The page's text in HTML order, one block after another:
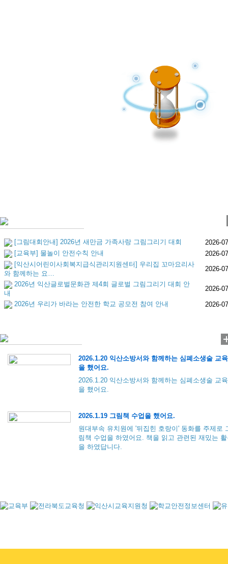
[그림대회안내] 2026년 새만금 가족사랑 그림그리기 대회
2026-
[교육부] 물놀이 안전수칙 안내
2026-
[익산시어린이사회복지급식관리지원센터] 우리집 꼬마요리사
와 함께하는 요…
2026-
2026년 익산글로벌문화관 제4회 글로벌 그림그리기 대회 안
내
2026-
2026년 우리가 바라는 안전한 학교 공모전 참여 안내
2026-
2026.1.20 익산소방서와 함께하는 심폐소생술 교육
을 했어요.
2026.1.20 익산소방서와 함께하는 심폐소생술 교육
을 했어요.
2026.1.19 그림책 수업을 했어요.
원대부속 유치원에 '뒤집힌 호랑이' 동화를 주제로
림책 수업을 하였어요. 책을 읽고 관련된 재밌는
을 하였답니다.